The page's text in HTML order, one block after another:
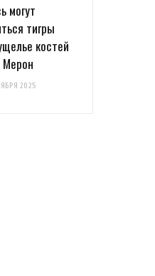
могут
тигры
костей
Мерон
2025